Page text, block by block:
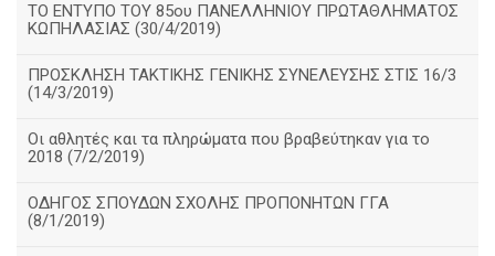
ΤΟ ΕΝΤΥΠΟ ΤΟΥ 85ου ΠΑΝΕΛΛΗΝΙΟΥ ΠΡΩΤΑΘΛΗΜΑΤΟΣ
ΚΩΠΗΛΑΣΙΑΣ (30/4/2019)
ΠΡΟΣΚΛΗΣΗ ΤΑΚΤΙΚΗΣ ΓΕΝΙΚΗΣ ΣΥΝΕΛΕΥΣΗΣ ΣΤΙΣ 16/3
(14/3/2019)
Οι αθλητές και τα πληρώματα που βραβεύτηκαν για το
2018 (7/2/2019)
ΟΔΗΓΟΣ ΣΠΟΥΔΩΝ ΣΧΟΛΗΣ ΠΡΟΠΟΝΗΤΩΝ ΓΓΑ
(8/1/2019)